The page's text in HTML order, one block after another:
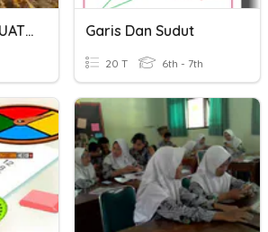
TEKANAN PADA SUATU ZAT Garis Dan Sudut
20 T 6th - 7th